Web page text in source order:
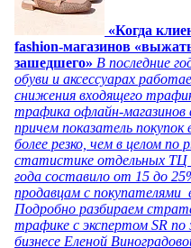
«Когда
fashion-магазинов
зашедшего» В последние
обуви и аксессуарах
снижения входящего
трафика офлайн-магазинов
причем показатель
более резко, чем в целом
статистике отдельных ТЦ
года составило от 15 до
продавцам с покупателями
Подробно разбираем
трафике с экспертом SR
бизнесе Еленой